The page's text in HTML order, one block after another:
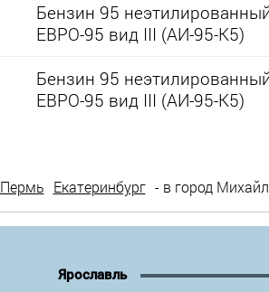
Бензин 95
ЕВРО-95 вид III (АИ-95-К5)
Бензин 95
ЕВРО-95 вид III (АИ-95-К5)
Пермь Екатеринбург - в город
Ярославль